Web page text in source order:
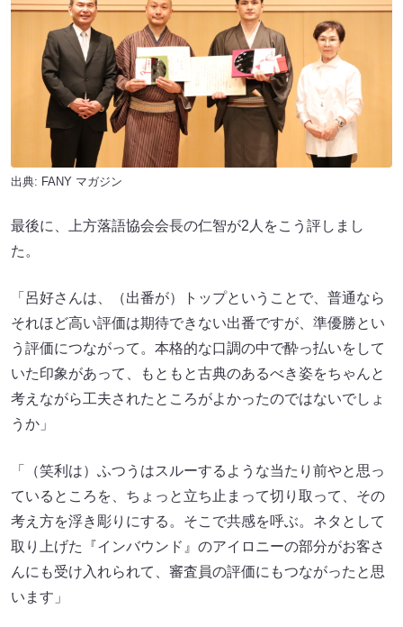
出典: FANY マガジン
最後に、上方落語協会会長の仁智が2人をこう評しまし
た。
「呂好さんは、（出番が）トップということで、普通なら
それほど高い評価は期待できない出番ですが、準優勝とい
う評価につながって。本格的な口調の中で酔っ払いをして
いた印象があって、もともと古典のあるべき姿をちゃんと
考えながら工夫されたところがよかったのではないでしょ
うか」
「（笑利は）ふつうはスルーするような当たり前やと思っ
ているところを、ちょっと立ち止まって切り取って、その
考え方を浮き彫りにする。そこで共感を呼ぶ。ネタとして
取り上げた『インバウンド』のアイロニーの部分がお客さ
んにも受け入れられて、審査員の評価にもつながったと思
います」